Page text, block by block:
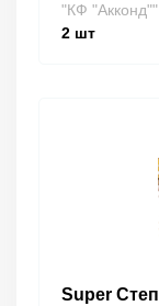
"КФ "Акконд""
2 шт
Super Степ